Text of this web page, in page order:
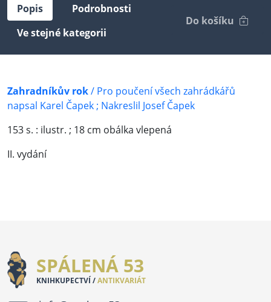
Popis
Podrobnosti
Ve stejné kategorii
Do košíku
Zahradníkův rok/ Pro poučení všech zahrádkářů
napsal Karel Čapek ; Nakreslil Josef Čapek
153 s. : ilustr. ; 18 cm obálka vlepená
II. vydání
SPÁLENÁ 53
KNIHKUPECTVÍ /ANTIKVARIÁT